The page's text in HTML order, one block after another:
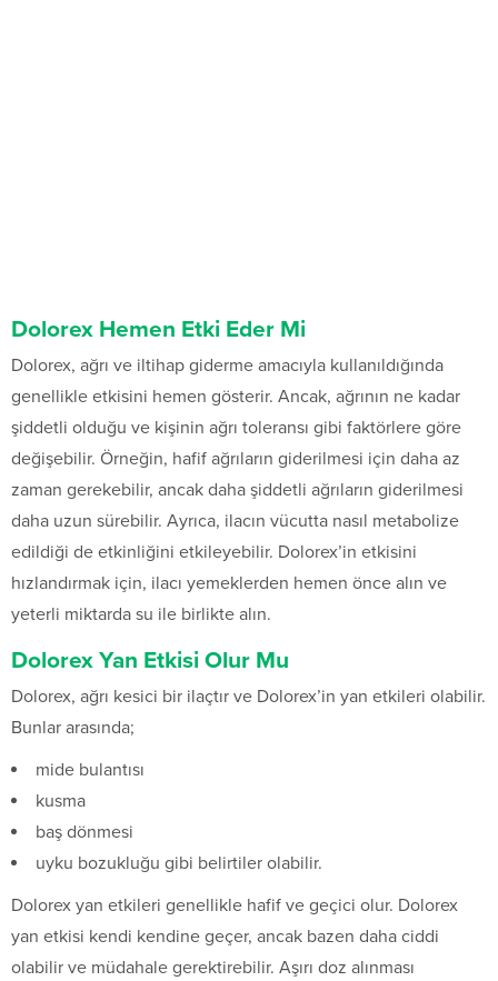
Dolorex Hemen Etki Eder Mi
Dolorex, ağrı ve iltihap giderme amacıyla kullanıldığında
genellikle etkisini hemen gösterir. Ancak, ağrının ne kadar
şiddetli olduğu ve kişinin ağrı toleransı gibi faktörlere göre
değişebilir. Örneğin, hafif ağrıların giderilmesi için daha az
zaman gerekebilir, ancak daha şiddetli ağrıların giderilmesi
daha uzun sürebilir. Ayrıca, ilacın vücutta nasıl metabolize
edildiği de etkinliğini etkileyebilir. Dolorex’in etkisini
hızlandırmak için, ilacı yemeklerden hemen önce alın ve
yeterli miktarda su ile birlikte alın.
Dolorex Yan Etkisi Olur Mu
Dolorex, ağrı kesici bir ilaçtır ve Dolorex’in yan etkileri olabilir.
Bunlar arasında;
mide bulantısı
kusma
baş dönmesi
uyku bozukluğu gibi belirtiler olabilir.
Dolorex yan etkileri genellikle hafif ve geçici olur. Dolorex
yan etkisi kendi kendine geçer, ancak bazen daha ciddi
olabilir ve müdahale gerektirebilir. Aşırı doz alınması